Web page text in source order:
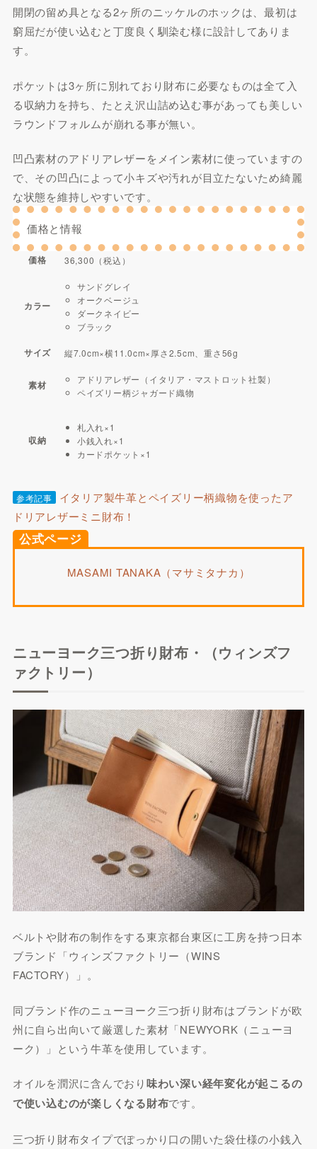
開閉の留め具となる2ヶ所のニッケルのホックは、最初は
窮屈だが使い込むと丁度良く馴染む様に設計してありま
す。
ポケットは3ヶ所に別れており財布に必要なものは全て入
る収納力を持ち、たとえ沢山詰め込む事があっても美しい
ラウンドフォルムが崩れる事が無い。
凹凸素材のアドリアレザーをメイン素材に使っていますの
で、その凹凸によって小キズや汚れが目立たないため綺麗
な状態を維持しやすいです。
価格と情報
価格 36,300（税込）
カラー
サンドグレイ
オークベージュ
ダークネイビー
ブラック
サイズ 縦7.0cm×横11.0cm×厚さ2.5cm、重さ56g
素材
アドリアレザー（イタリア・マストロット社製）
ペイズリー柄ジャガード織物
収納
札入れ×1
小銭入れ×1
カードポケット×1
参考記事
イタリア製牛革とペイズリー柄織物を使ったア
ドリアレザーミニ財布！
公式ページ
MASAMI TANAKA（マサミタナカ）
ニューヨーク三つ折り財布・（ウィンズフ
ァクトリー）
ベルトや財布の制作をする東京都台東区に工房を持つ日本
ブランド「ウィンズファクトリー（WINS
FACTORY）」。
同ブランド作のニューヨーク三つ折り財布はブランドが欧
州に自ら出向いて厳選した素材「NEWYORK（ニューヨ
ーク）」という牛革を使用しています。
オイルを潤沢に含んでおり味わい深い経年変化が起こるの
で使い込むのが楽しくなる財布です。
三つ折り財布タイプでぽっかり口の開いた袋仕様の小銭入